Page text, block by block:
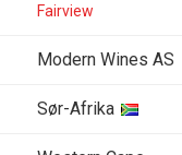
Fairview
Modern Wines AS
Sør-Afrika